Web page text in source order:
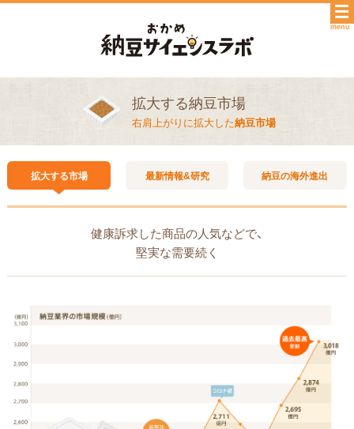
menu
拡大する納豆市場
右肩上がりに拡大した納豆市場
拡大する市場 最新情報&研究 納豆の海外進出
健康訴求した商品の人気などで、
堅実な需要続く